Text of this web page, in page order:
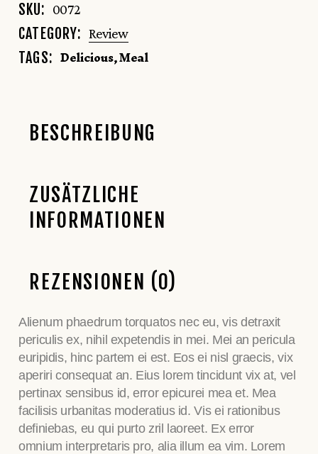
SKU: 0072
CATEGORY: Review
TAGS: Delicious,Meal
BESCHREIBUNG
ZUSÄTZLICHE
INFORMATIONEN
REZENSIONEN (0)
Alienum phaedrum torquatos nec eu, vis detraxit
periculis ex, nihil expetendis in mei. Mei an pericula
euripidis, hinc partem ei est. Eos ei nisl graecis, vix
aperiri consequat an. Eius lorem tincidunt vix at, vel
pertinax sensibus id, error epicurei mea et. Mea
facilisis urbanitas moderatius id. Vis ei rationibus
definiebas, eu qui purto zril laoreet. Ex error
omnium interpretaris pro, alia illum ea vim. Lorem